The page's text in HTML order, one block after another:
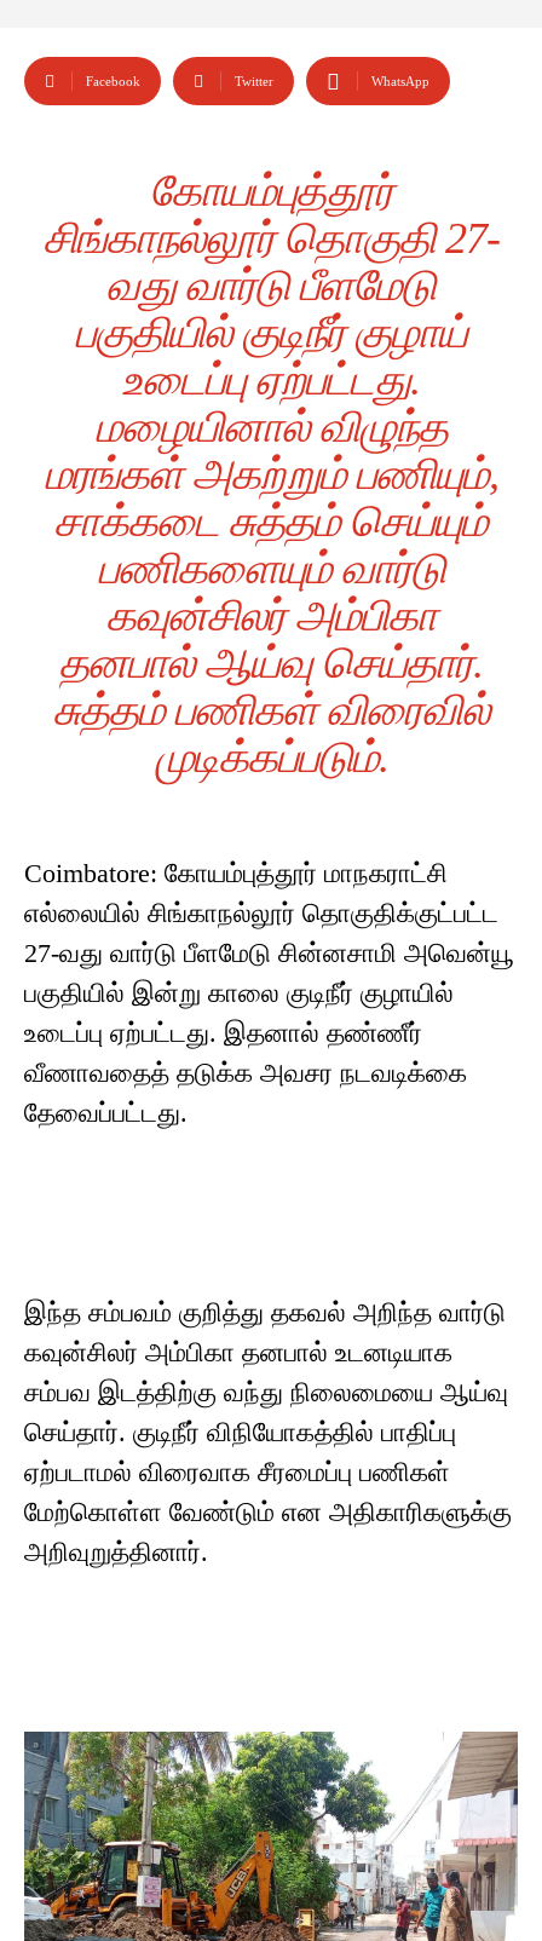
Facebook Twitter WhatsApp
கோயம்புத்தூர்
சிங்காநல்லூர் தொகுதி 27-
வது வார்டு பீளமேடு
பகுதியில் குடிநீர் குழாய்
உடைப்பு ஏற்பட்டது.
மழையினால் விழுந்த
மரங்கள் அகற்றும் பணியும்,
சாக்கடை சுத்தம் செய்யும்
பணிகளையும் வார்டு
கவுன்சிலர் அம்பிகா
தனபால் ஆய்வு செய்தார்.
சுத்தம் பணிகள் விரைவில்
முடிக்கப்படும்.
Coimbatore: கோயம்புத்தூர் மாநகராட்சி
எல்லையில் சிங்காநல்லூர் தொகுதிக்குட்பட்ட
27-வது வார்டு பீளமேடு சின்னசாமி அவென்யூ
பகுதியில் இன்று காலை குடிநீர் குழாயில்
உடைப்பு ஏற்பட்டது. இதனால் தண்ணீர்
வீணாவதைத் தடுக்க அவசர நடவடிக்கை
தேவைப்பட்டது.
இந்த சம்பவம் குறித்து தகவல் அறிந்த வார்டு
கவுன்சிலர் அம்பிகா தனபால் உடனடியாக
சம்பவ இடத்திற்கு வந்து நிலைமையை ஆய்வு
செய்தார். குடிநீர் விநியோகத்தில் பாதிப்பு
ஏற்படாமல் விரைவாக சீரமைப்பு பணிகள்
மேற்கொள்ள வேண்டும் என அதிகாரிகளுக்கு
அறிவுறுத்தினார்.